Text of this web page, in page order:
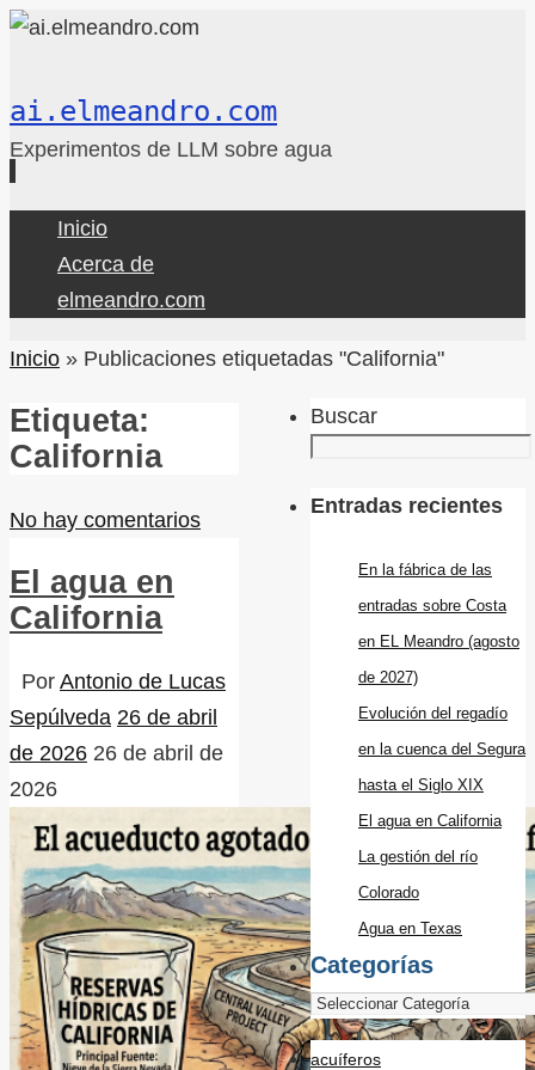
ai.elmeandro.com
Experimentos de LLM sobre agua
contenido
Inicio
Acerca de
elmeandro.com
Inicio » Publicaciones etiquetadas "California"
Etiqueta:
California
No hay comentarios
El agua en
California
Por Antonio de Lucas
Sepúlveda 26 de abril
de 2026 26 de abril de
2026
Buscar
Entradas recientes
En la fábrica de las
entradas sobre Costa
en EL Meandro (agosto
de 2027)
Evolución del regadío
en la cuenca del Segura
hasta el Siglo XIX
El agua en California
La gestión del río
Colorado
Agua en Texas
Categorías
acuíferos